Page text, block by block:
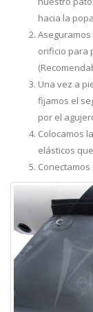
hacia la
orificio para
Una vez a
fijamos el
por el
Colocamos
elásticos
Conectamos